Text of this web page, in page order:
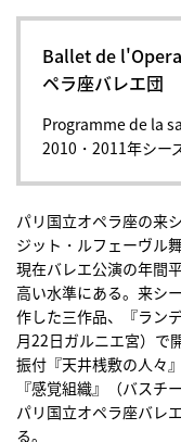
Ballet de
ペラ座バレエ団
Programme de la
2010・2011年シー
パリ国立オペラ座の来
ジット・ルフェーヴル
現在バレエ公演の年間
高い水準にある。来シ
作した三作品、『ラン
月22日ガルニエ宮）で
振付『天井桟敷の人々
『感覚組織』（バスチ
パリ国立オペラ座バレ
る。